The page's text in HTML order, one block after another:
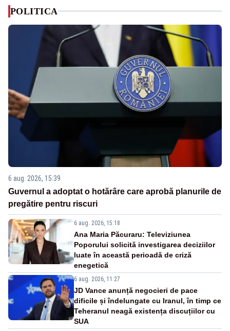
POLITICA
6 aug. 2026, 15:39
Guvernul a adoptat o hotărâre care aprobă planurile de
pregătire pentru riscuri
6 aug. 2026, 15:18
Ana Maria Păcuraru: Televiziunea
Poporului solicită investigarea deciziilor
luate în această perioadă de criză
enegetică
6 aug. 2026, 11:27
JD Vance anunță negocieri de pace
dificile și îndelungate cu Iranul, în timp ce
Teheranul neagă existența discuțiilor cu
SUA